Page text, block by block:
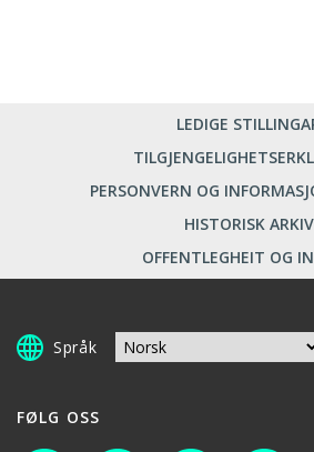
LEDIGE
PERSONVERN OG
HISTORISK ARKIV
OFFENTLEGHEIT OG
Språk
FØLG OSS